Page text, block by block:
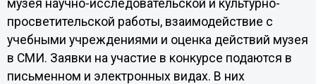
музея научно-исследовательской и культурно-
просветительской работы, взаимодействие с
учебными учреждениями и оценка действий музея
в СМИ. Заявки на участие в конкурсе подаются в
письменном и электронных видах. В них